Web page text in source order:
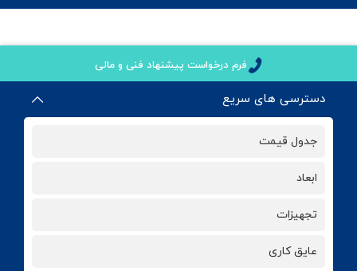
دسترسی های سریع
جدول قیمت
ابعاد
تجهیزات
عایق کاری
فرم درخواست پیشنهاد فنی و مالی